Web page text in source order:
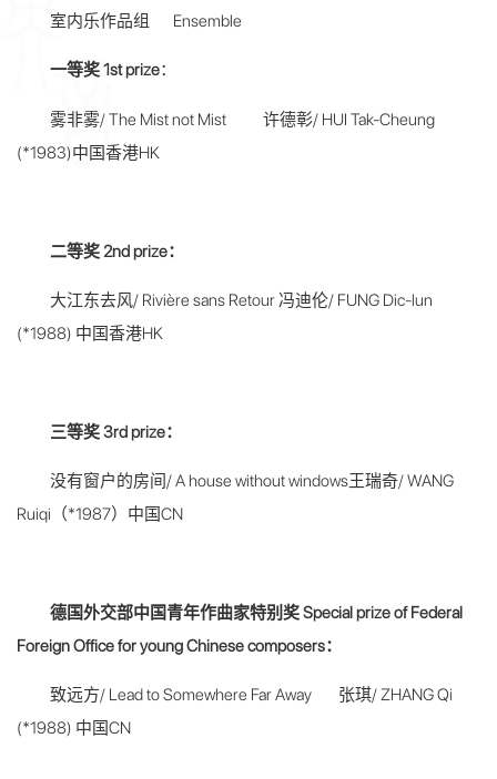
室内乐作品组 Ensemble
一等奖 1st prize：
雾非雾/ The Mist not Mist 许德彰/ HUI Tak-Cheung
(*1983)中国香港HK
二等奖 2nd prize：
大江东去风/ Rivière sans Retour 冯迪伦/ FUNG Dic-lun
(*1988) 中国香港HK
三等奖 3rd prize：
没有窗户的房间/ A house without windows王瑞奇/ WANG
Ruiqi（*1987）中国CN
德国外交部中国青年作曲家特别奖 Special prize of Federal
Foreign Office for young Chinese composers：
致远方/ Lead to Somewhere Far Away 张琪/ ZHANG Qi
(*1988) 中国CN